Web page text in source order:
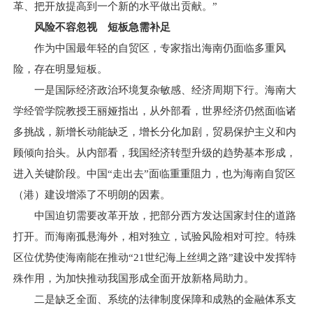
革、把开放提高到一个新的水平做出贡献。”
风险不容忽视 短板急需补足
作为中国最年轻的自贸区，专家指出海南仍面临多重风
险，存在明显短板。
一是国际经济政治环境复杂敏感、经济周期下行。海南大
学经管学院教授王丽娅指出，从外部看，世界经济仍然面临诸
多挑战，新增长动能缺乏，增长分化加剧，贸易保护主义和内
顾倾向抬头。从内部看，我国经济转型升级的趋势基本形成，
进入关键阶段。中国“走出去”面临重重阻力，也为海南自贸区
（港）建设增添了不明朗的因素。
中国迫切需要改革开放，把部分西方发达国家封住的道路
打开。而海南孤悬海外，相对独立，试验风险相对可控。特殊
区位优势使海南能在推动“21世纪海上丝绸之路”建设中发挥特
殊作用，为加快推动我国形成全面开放新格局助力。
二是缺乏全面、系统的法律制度保障和成熟的金融体系支